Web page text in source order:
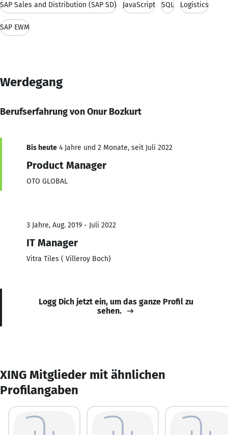
SAP Sales and Distribution (SAP SD) JavaScript SQL Logistics
SAP EWM
Werdegang
Berufserfahrung von Onur Bozkurt
Bis heute 4 Jahre und 2 Monate, seit Juli 2022
Product Manager
OTO GLOBAL
3 Jahre, Aug. 2019 - Juli 2022
IT Manager
Vitra Tiles ( Villeroy Boch)
Logg Dich jetzt ein, um das ganze Profil zu
sehen.
XING Mitglieder mit ähnlichen
Profilangaben